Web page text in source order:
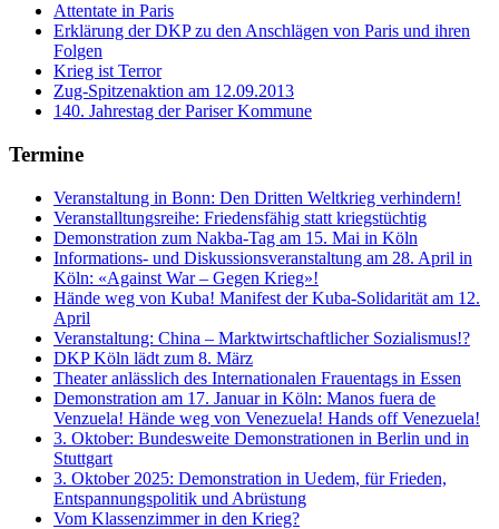
Attentate in Paris
Erklärung der DKP zu den Anschlägen von Paris und ihren
Folgen
Krieg ist Terror
Zug-Spitzenaktion am 12.09.2013
140. Jahrestag der Pariser Kommune
Termine
Veranstaltung in Bonn: Den Dritten Weltkrieg verhindern!
Veranstalltungsreihe: Friedensfähig statt kriegstüchtig
Demonstration zum Nakba-Tag am 15. Mai in Köln
Informations- und Diskussionsveranstaltung am 28. April in
Köln: «Against War – Gegen Krieg»!
Hände weg von Kuba! Manifest der Kuba-Solidarität am 12.
April
Veranstaltung: China – Marktwirtschaftlicher Sozialismus!?
DKP Köln lädt zum 8. März
Theater anlässlich des Internationalen Frauentags in Essen
Demonstration am 17. Januar in Köln: Manos fuera de
Venzuela! Hände weg von Venezuela! Hands off Venezuela!
3. Oktober: Bundesweite Demonstrationen in Berlin und in
Stuttgart
3. Oktober 2025: Demonstration in Uedem, für Frieden,
Entspannungspolitik und Abrüstung
Vom Klassenzimmer in den Krieg?